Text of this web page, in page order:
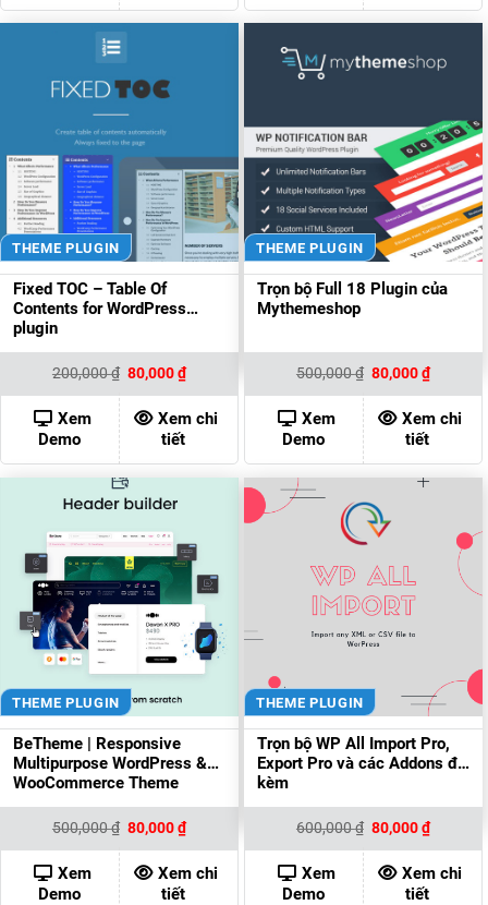
THEME PLUGIN
Fixed TOC – Table Of
Contents for WordPress
plugin
200,000₫ Giá
gốc
là:
200,000 ₫.
80,000₫Giá
hiện
tại
là:
80,000 ₫.
Xem
Demo
Xem chi
tiết
THEME PLUGIN
Trọn bộ Full 18 Plugin của
Mythemeshop
500,000₫ Giá
gốc
là:
500,000 ₫.
80,000₫Giá
hiện
tại
là:
80,000
Xem
Demo
Xem chi
tiết
THEME PLUGIN
BeTheme | Responsive
Multipurpose WordPress &
WooCommerce Theme
500,000₫ Giá
gốc
là:
500,000 ₫.
80,000₫Giá
hiện
tại
là:
80,000 ₫.
Xem
Demo
Xem chi
tiết
THEME PLUGIN
Trọn bộ WP All Import Pro,
Export Pro và các Addons đi
kèm
600,000₫ Giá
gốc
là:
600,000 ₫.
80,000₫Giá
hiện
tại
là:
80,000
Xem
Demo
Xem chi
tiết